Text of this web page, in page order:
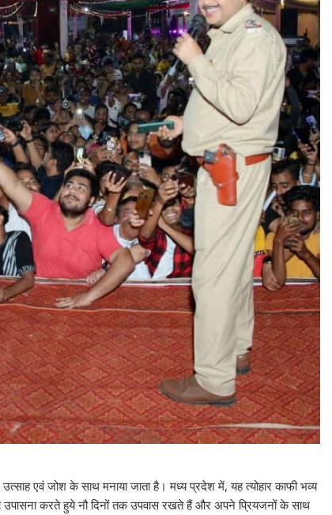
उत्साह एवं जोश के साथ मनाया जाता है। मध्य प्रदेश में, यह त्योहार काफी भव्य
उपासना करते हुये नौ दिनों तक उपवास रखते हैं और अपने प्रियजनों के साथ